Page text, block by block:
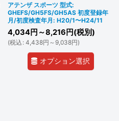
アテンザ スポーツ 型式:
GHEFS/GH5FS/GH5AS 初度登録年
月/初度検査年月: H20/1〜H24/11
4,034円 ～8,216 円(税別)
(税込 : 4,438円 ～9,038円)
オプション選択